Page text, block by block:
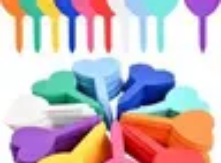
Astuces du Quotidien
Économie domestiqueCuisine et AlimentationCuisine &
Astuces du Quotidien